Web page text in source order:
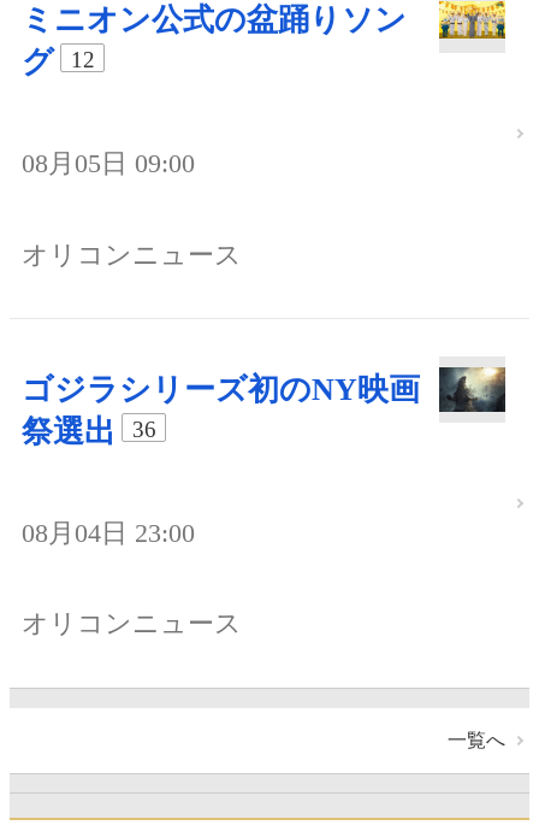
ミニオン公式の盆踊りソン
グ
12
08月05日 09:00
オリコンニュース
ゴジラシリーズ初のNY映画
祭選出
36
08月04日 23:00
オリコンニュース
一覧へ